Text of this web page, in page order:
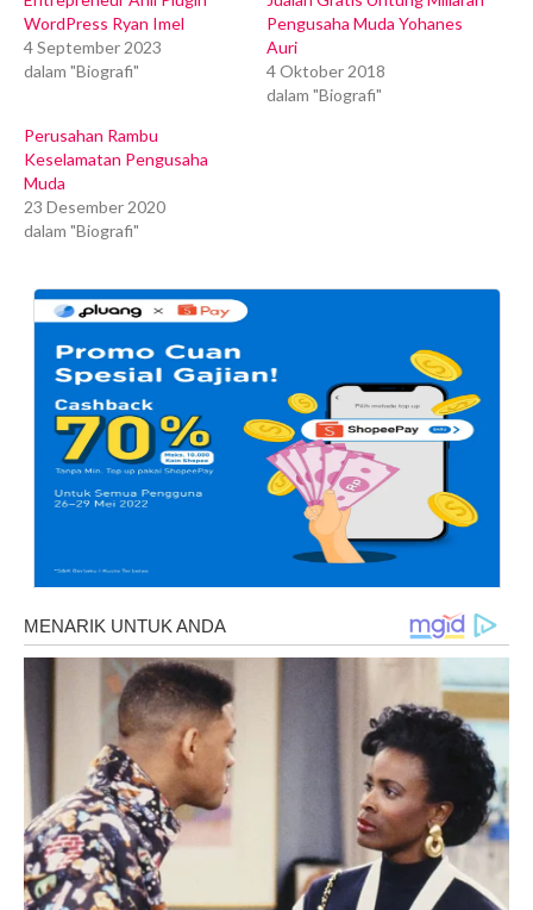
WordPress Ryan Imel
4 September 2023
dalam "Biografi"
Pengusaha Muda Yohanes
Auri
4 Oktober 2018
dalam "Biografi"
Perusahan Rambu
Keselamatan Pengusaha
Muda
23 Desember 2020
dalam "Biografi"